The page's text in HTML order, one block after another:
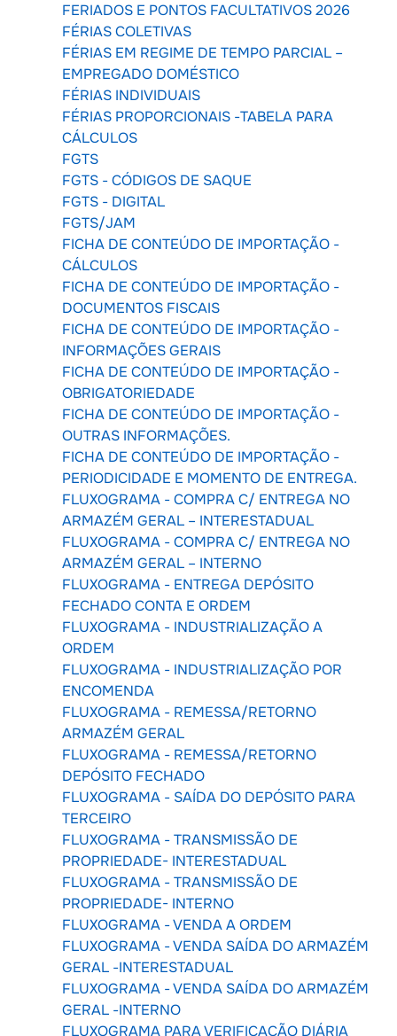
FERIADOS E PONTOS FACULTATIVOS 2026
FÉRIAS COLETIVAS
FÉRIAS EM REGIME DE TEMPO PARCIAL –
EMPREGADO DOMÉSTICO
FÉRIAS INDIVIDUAIS
FÉRIAS PROPORCIONAIS -TABELA PARA
CÁLCULOS
FGTS
FGTS - CÓDIGOS DE SAQUE
FGTS - DIGITAL
FGTS/JAM
FICHA DE CONTEÚDO DE IMPORTAÇÃO -
CÁLCULOS
FICHA DE CONTEÚDO DE IMPORTAÇÃO -
DOCUMENTOS FISCAIS
FICHA DE CONTEÚDO DE IMPORTAÇÃO -
INFORMAÇÕES GERAIS
FICHA DE CONTEÚDO DE IMPORTAÇÃO -
OBRIGATORIEDADE
FICHA DE CONTEÚDO DE IMPORTAÇÃO -
OUTRAS INFORMAÇÕES.
FICHA DE CONTEÚDO DE IMPORTAÇÃO -
PERIODICIDADE E MOMENTO DE ENTREGA.
FLUXOGRAMA - COMPRA C/ ENTREGA NO
ARMAZÉM GERAL – INTERESTADUAL
FLUXOGRAMA - COMPRA C/ ENTREGA NO
ARMAZÉM GERAL – INTERNO
FLUXOGRAMA - ENTREGA DEPÓSITO
FECHADO CONTA E ORDEM
FLUXOGRAMA - INDUSTRIALIZAÇÃO A
ORDEM
FLUXOGRAMA - INDUSTRIALIZAÇÃO POR
ENCOMENDA
FLUXOGRAMA - REMESSA/RETORNO
ARMAZÉM GERAL
FLUXOGRAMA - REMESSA/RETORNO
DEPÓSITO FECHADO
FLUXOGRAMA - SAÍDA DO DEPÓSITO PARA
TERCEIRO
FLUXOGRAMA - TRANSMISSÃO DE
PROPRIEDADE- INTERESTADUAL
FLUXOGRAMA - TRANSMISSÃO DE
PROPRIEDADE- INTERNO
FLUXOGRAMA - VENDA A ORDEM
FLUXOGRAMA - VENDA SAÍDA DO ARMAZÉM
GERAL -INTERESTADUAL
FLUXOGRAMA - VENDA SAÍDA DO ARMAZÉM
GERAL -INTERNO
FLUXOGRAMA PARA VERIFICAÇÃO DIÁRIA